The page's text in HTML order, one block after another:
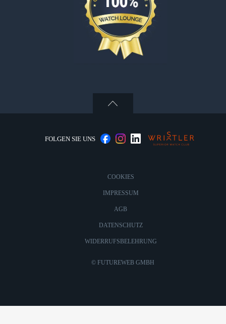
FOLGEN SIE UNS
COOKIES
IMPRESSUM
AGB
DATENSCHUTZ
WIDERRUFSBELEHRUNG
© FUTUREWEB GMBH